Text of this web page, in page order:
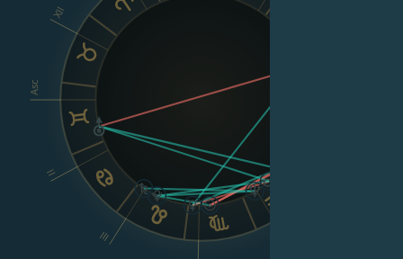
Asc
II
III
XII